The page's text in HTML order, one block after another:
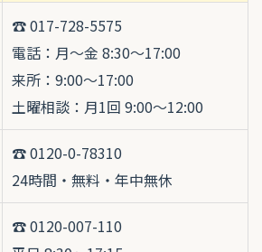
☎ 017-728-5575
電話：月〜金 8:30〜17:00
来所：9:00〜17:00
土曜相談：月1回 9:00〜12:00
☎ 0120-0-78310
24時間・無料・年中無休
☎ 0120-007-110